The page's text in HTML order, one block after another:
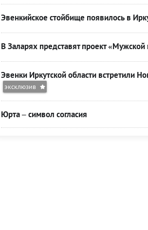
Эвенкийское стойбище появилось в
В Заларях представят проект
Эвенки Иркутской области встретили
эксклюзив
Юрта – символ согласия